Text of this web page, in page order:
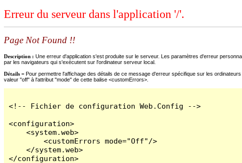
Erreur du serveur dans l'application '/'.
Page Not Found !!
Description : Une erreur d'application s'est produite sur le serveur. Les paramètres d'erreur
par les navigateurs qui s'exécutent sur l'ordinateur serveur local.
Détails = Pour permettre l'affichage des détails de ce message d'erreur spécifique sur les
valeur "off" à l'attribut "mode" de cette balise <customErrors>.
<!-- Fichier de configuration Web.Config -->
<configuration>
    <system.web>
        <customErrors mode="Off"/>
    </system.web>
</configuration>